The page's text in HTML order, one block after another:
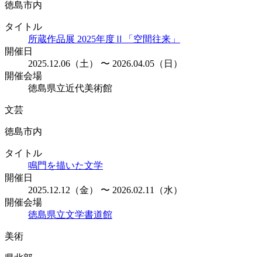
徳島市内
タイトル
所蔵作品展 2025年度Ⅱ「空間往来」
開催日
2025.12.06（土） 〜 2026.04.05（日）
開催会場
徳島県立近代美術館
文芸
徳島市内
タイトル
鳴門を描いた文学
開催日
2025.12.12（金） 〜 2026.02.11（水）
開催会場
徳島県立文学書道館
美術